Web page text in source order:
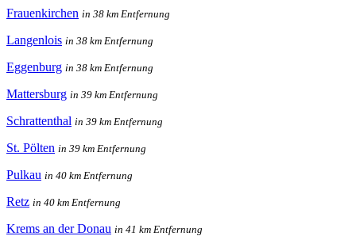
Frauenkirchen in 38 km Entfernung
Langenlois in 38 km Entfernung
Eggenburg in 38 km Entfernung
Mattersburg in 39 km Entfernung
Schrattenthal in 39 km Entfernung
St. Pölten in 39 km Entfernung
Pulkau in 40 km Entfernung
Retz in 40 km Entfernung
Krems an der Donau in 41 km Entfernung